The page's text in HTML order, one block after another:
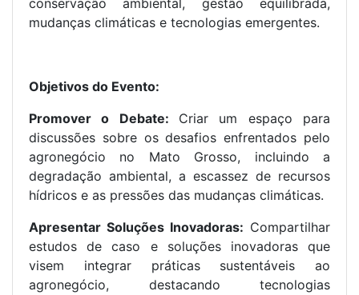
conservação ambiental, gestão equilibrada,
mudanças climáticas e tecnologias emergentes.
Objetivos do Evento:
Promover o Debate: Criar um espaço para
discussões sobre os desafios enfrentados pelo
agronegócio no Mato Grosso, incluindo a
degradação ambiental, a escassez de recursos
hídricos e as pressões das mudanças climáticas.
Apresentar Soluções Inovadoras: Compartilhar
estudos de caso e soluções inovadoras que
visem integrar práticas sustentáveis ao
agronegócio, destacando tecnologias